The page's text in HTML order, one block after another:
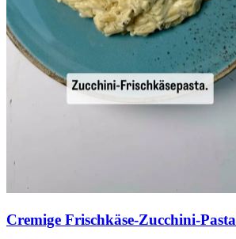
Cremige Frischkäse-Zucchini-Pasta